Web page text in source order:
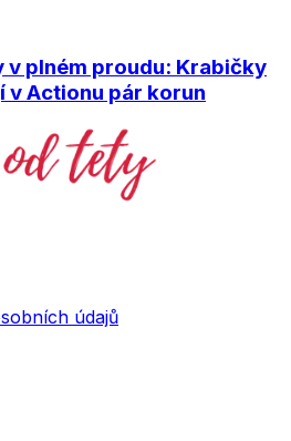
v plném proudu: Krabičky
v Actionu pár korun
údajů